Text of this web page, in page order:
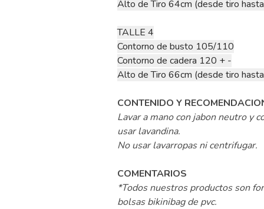
Alto de Tiro 64cm (desde tiro
TALLE 4
Contorno de busto 105/110
Contorno de cadera 120 + -
Alto de Tiro 66cm (desde tiro
CONTENIDO Y
Lavar a mano con jabon neutro y
usar lavandina.
No usar lavarropas ni centrifugar.
COMENTARIOS
*Todos nuestros productos son
bolsas bikinibag de pvc.